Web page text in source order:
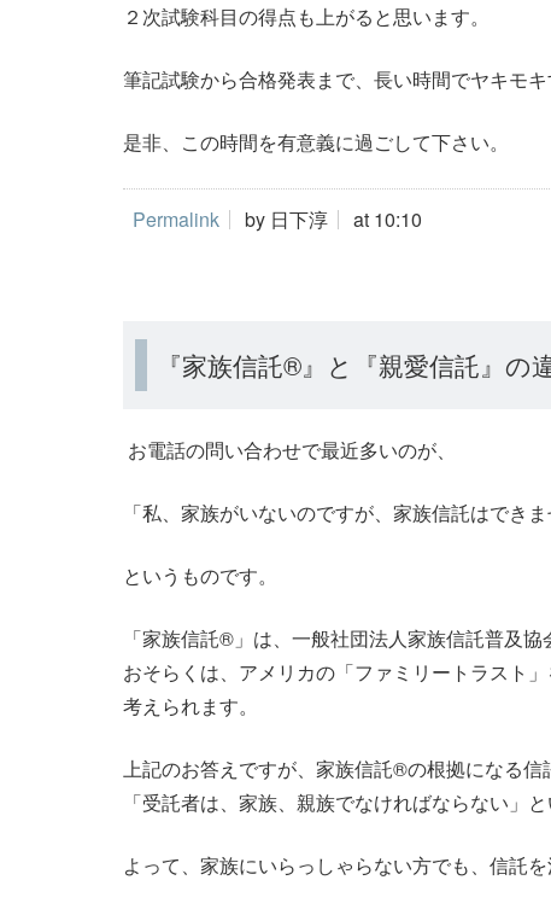
２次試験科目の得点も上がると思います。
筆記試験から合格発表まで、長い時間でヤキモキ
是非、この時間を有意義に過ごして下さい。
Permalink by 日下淳 at 10:10
『家族信託®』と『親愛信託』の
お電話の問い合わせで最近多いのが、
「私、家族がいないのですが、家族信託はできま
というものです。
「家族信託®」は、一般社団法人家族信託普及協
おそらくは、アメリカの「ファミリートラスト
考えられます。
上記のお答えですが、家族信託®の根拠になる信
「受託者は、家族、親族でなければならない」
よって、家族にいらっしゃらない方でも、信託を